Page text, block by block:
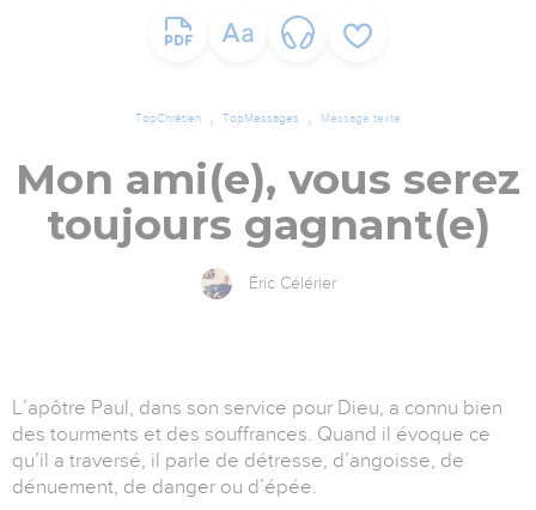
TopChrétien TopMessages Message texte
Mon ami(e), vous serez
toujours gagnant(e)
Éric Célérier
L’apôtre Paul, dans son service pour Dieu, a connu bien
des tourments et des souffrances. Quand il évoque ce
qu’il a traversé, il parle de détresse, d’angoisse, de
dénuement, de danger ou d’épée.